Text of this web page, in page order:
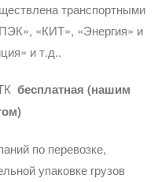
транспортными
«КИТ», «Энергия» и
и т.д..
бесплатная (нашим
по перевозке,
упаковке грузов